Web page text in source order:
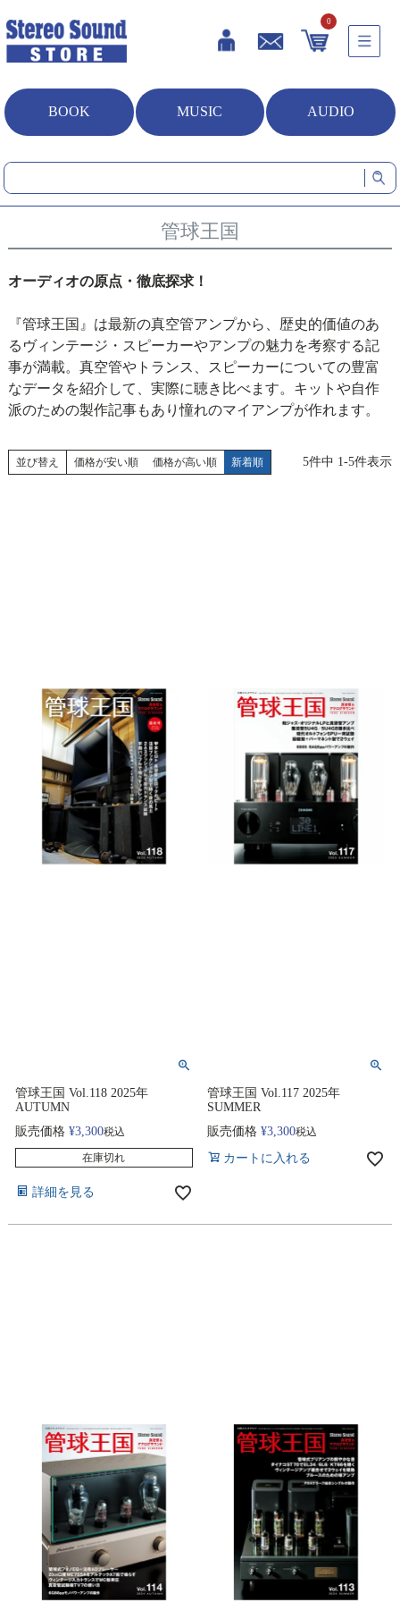
0
BOOK MUSIC AUDIO
管球王国
オーディオの原点・徹底探求！
『管球王国』は最新の真空管アンプから、歴史的価値のあ
るヴィンテージ・スピーカーやアンプの魅力を考察する記
事が満載。真空管やトランス、スピーカーについての豊富
なデータを紹介して、実際に聴き比べます。キットや自作
派のための製作記事もあり憧れのマイアンプが作れます。
並び替え 価格が安い順 価格が高い順 新着順 5件中 1-5件表示
管球王国 Vol.118 2025年
AUTUMN
販売価格 ¥3,300税込
在庫切れ
詳細を見る
管球王国 Vol.117 2025年
SUMMER
販売価格 ¥3,300税込
カートに入れる